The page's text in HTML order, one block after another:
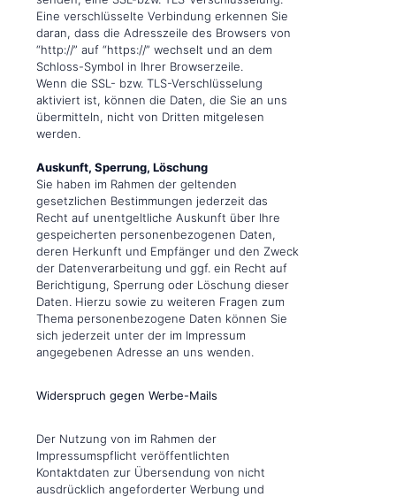
Eine verschlüsselte Verbindung erkennen Sie
daran, dass die Adresszeile des Browsers von
“http://” auf “https://” wechselt und an dem
Schloss-Symbol in Ihrer Browserzeile.
Wenn die SSL- bzw. TLS-Verschlüsselung
aktiviert ist, können die Daten, die Sie an uns
übermitteln, nicht von Dritten mitgelesen
werden.
Auskunft, Sperrung, Löschung
Sie haben im Rahmen der geltenden
gesetzlichen Bestimmungen jederzeit das
Recht auf unentgeltliche Auskunft über Ihre
gespeicherten personenbezogenen Daten,
deren Herkunft und Empfänger und den Zweck
der Datenverarbeitung und ggf. ein Recht auf
Berichtigung, Sperrung oder Löschung dieser
Daten. Hierzu sowie zu weiteren Fragen zum
Thema personenbezogene Daten können Sie
sich jederzeit unter der im Impressum
angegebenen Adresse an uns wenden.
Widerspruch gegen Werbe-Mails
Der Nutzung von im Rahmen der
Impressumspflicht veröffentlichten
Kontaktdaten zur Übersendung von nicht
ausdrücklich angeforderter Werbung und